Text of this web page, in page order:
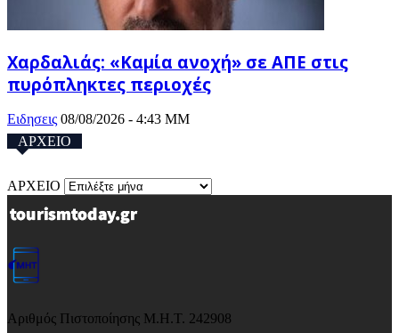
Χαρδαλιάς: «Καμία ανοχή» σε ΑΠΕ στις
πυρόπληκτες περιοχές
Ειδησεις 08/08/2026 - 4:43 ΜΜ
ΑΡΧΕΙΟ
ΑΡΧΕΙΟ
Αριθμός Πιστοποίησης Μ.Η.Τ. 242908